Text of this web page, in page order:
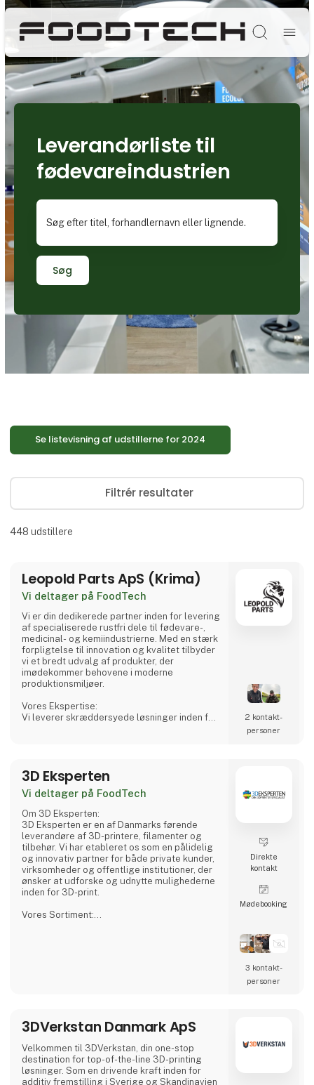
Søg
Leverandørliste til
fødevareindustrien
Søg efter titel, forhandlernavn eller lignende.
Søg
Se listevisning af udstillerne for 2024
Filtrér resultater
448 udstillere
Leopold Parts ApS (Krima)
Vi deltager på FoodTech
Vi er din dedikerede partner inden for levering
af specialiserede rustfri dele til fødevare-,
medicinal- og kemiindustrierne. Med en stærk
forpligtelse til innovation og kvalitet tilbyder
vi et bredt udvalg af produkter, der
imødekommer behovene i moderne
produktionsmiljøer.
Vores Ekspertise:
Vi leverer skræddersyede løsninger inden for
produktionsprocesser.
Hvorfor Vælge Os?
med en passion for at levere pålidelige
produkter
2 kontakt­
personer
3D Eksperten
Vi deltager på FoodTech
Om 3D Eksperten:
3D Eksperten er en af Danmarks førende
leverandøre af 3D-printere, filamenter og
tilbehør. Vi har etableret os som en pålidelig
og innovativ partner for både private kunder,
virksomheder og offentlige institutioner, der
ønsker at udforske og udnytte mulighederne
inden for 3D-print.
Vores Sortiment:
Direkte
kontakt
Møde­booking
3 kontakt­
personer
3DVerkstan Danmark ApS
Velkommen til 3DVerkstan, din one-stop
destination for top-of-the-line 3D-printing
løsninger. Som en drivende kraft inden for
additiv fremstilling i Sverige og Skandinavien